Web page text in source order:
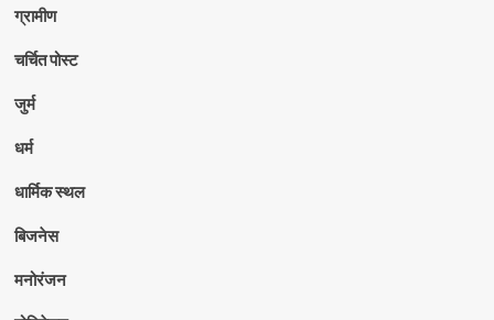
ग्रामीण
चर्चित पोस्ट
जुर्म
धर्म
धार्मिक स्थल
बिजनेस
मनोरंजन